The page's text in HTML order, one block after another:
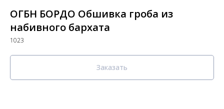
ОГБН БОРДО Обшивка гроба из
набивного бархата
1023
Заказать